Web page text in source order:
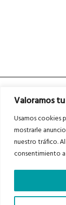
Valoramos
Usamos cookies
mostrarle
nuestro tráfico.
consentimiento
Asociados a